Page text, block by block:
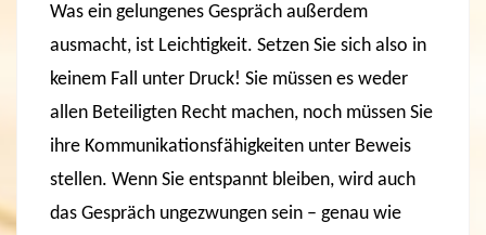
Was ein gelungenes Gespräch außerdem
ausmacht, ist Leichtigkeit. Setzen Sie sich also in
keinem Fall unter Druck! Sie müssen es weder
allen Beteiligten Recht machen, noch müssen Sie
ihre Kommunikationsfähigkeiten unter Beweis
stellen. Wenn Sie entspannt bleiben, wird auch
das Gespräch ungezwungen sein – genau wie